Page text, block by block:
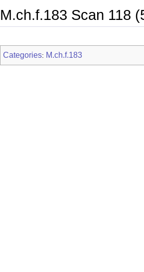
M.ch.f.183 Scan 118
Categories: M.ch.f.183